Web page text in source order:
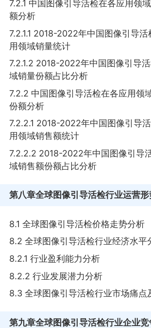
7.2.1 中国图像引导活检在各应用领
额分析
7.2.1.1 2018-2022年中国图像引导
用领域销量统计
7.2.1.2 2018-2022年中国图像引导
域销量份额占比分析
7.2.2 中国图像引导活检在各应用领
份额分析
7.2.2.1 2018-2022年中国图像引导
用领域销售额统计
7.2.2.2 2018-2022年中国图像引导
域销售额份额占比分析
第八章全球图像引导活检行业运营
8.1 全球图像引导活检价格走势分析
8.2 全球图像引导活检行业经济水平
8.2.1 行业盈利能力分析
8.2.2 行业发展潜力分析
8.3 全球图像引导活检行业市场痛点
第九章全球图像引导活检行业企业